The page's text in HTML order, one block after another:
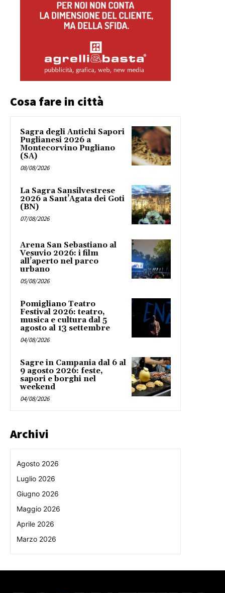
Cosa fare in città
Sagra degli Antichi Sapori
Puglianesi 2026 a
Montecorvino Pugliano
(SA)
08/08/2026
La Sagra Sansilvestrese
2026 a Sant’Agata dei Goti
(BN)
07/08/2026
Arena San Sebastiano al
Vesuvio 2026: i film
all’aperto nel parco
urbano
05/08/2026
Pomigliano Teatro
Festival 2026: teatro,
musica e cultura dal 5
agosto al 13 settembre
04/08/2026
Sagre in Campania dal 6 al
9 agosto 2026: feste,
sapori e borghi nel
weekend
04/08/2026
Archivi
Agosto 2026
Luglio 2026
Giugno 2026
Maggio 2026
Aprile 2026
Marzo 2026